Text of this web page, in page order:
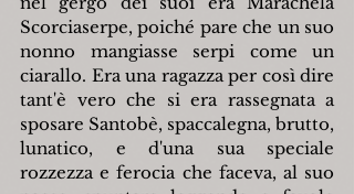
Scorciaserpe, poiché pare che un suo
nonno mangiasse serpi come un
ciarallo. Era una ragazza per così dire
tant'è vero che si era rassegnata a
sposare Santobè, spaccalegna, brutto,
lunatico, e d'una sua speciale
rozzezza e ferocia che faceva, al suo